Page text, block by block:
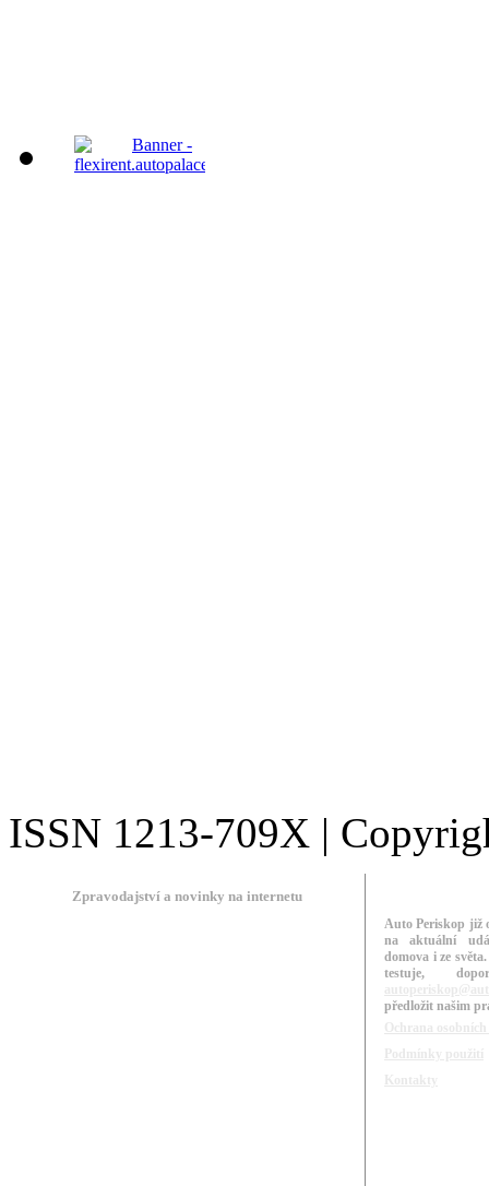
ISSN 1213-709X |
Zpravodajství a novinky na internetu
Auto Periskop již
na aktuální
domova i ze
testuje,
předložit našim